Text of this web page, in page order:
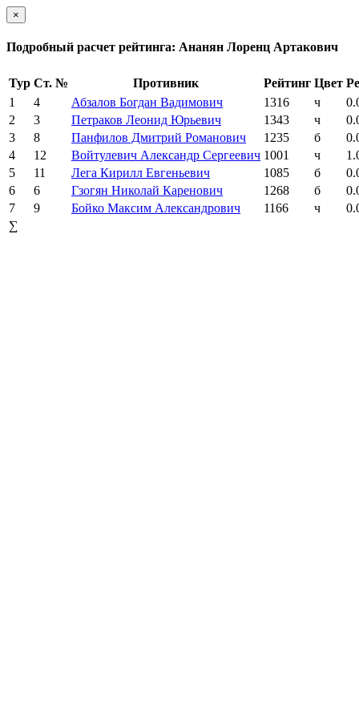
×
Подробный расчет рейтинга: Ананян Лоренц Артакович
Тур Ст. № Противник Рейтинг Цвет
1
4 Абзалов Богдан Вадимович 1316 ч
2
3 Петраков Леонид Юрьевич 1343 ч
3
8 Панфилов Дмитрий Романович 1235 б
4
12 Войтулевич Александр Сергеевич 1001 ч
5
11 Лега Кирилл Евгеньевич 1085 б
6
6 Гзогян Николай Каренович 1268 б
7
9 Бойко Максим Александрович 1166 ч
∑